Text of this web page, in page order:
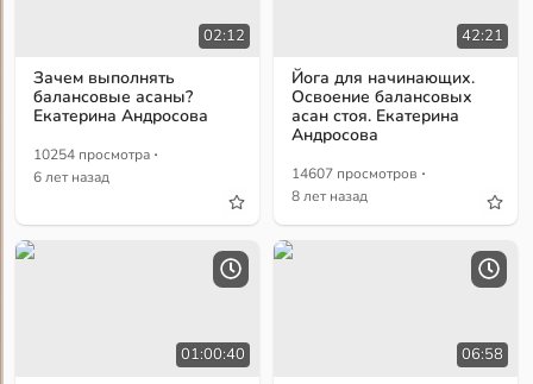
02:12
Зачем выполнять
балансовые асаны?
Екатерина Андросова
10254 просмотра ·
6 лет назад
42:21
Йога для начинающих.
Освоение балансовых
асан стоя. Екатерина
Андросова
14607 просмотров ·
8 лет назад
01:00:40 06:58